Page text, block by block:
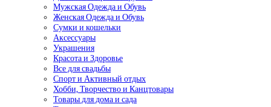
Мужская Одежда и Обувь
Женская Одежда и Обувь
Сумки и кошельки
Аксессуары
Украшения
Красота и Здоровье
Все для свадьбы
Спорт и Активный отдых
Хобби, Творчество и Канцтовары
Товары для дома и сада